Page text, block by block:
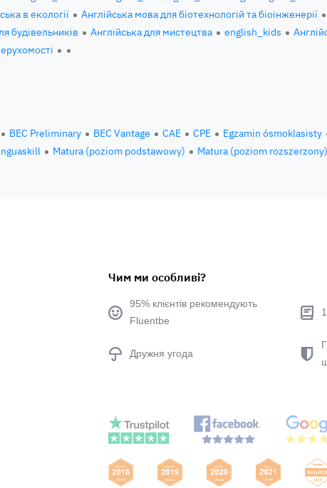
в екології
Англійська мова для біотехнологій та біоінженерії
будівельників Англійська для мистецтва english_kids
BEC Preliminary BEC Vantage CAE CPE Egzamin ósmoklasisty
Matura (poziom podstawowy) Matura (poziom rozszerzony)
Чим ми особливі?
95% клієнтів рекомендують
Fluentbe
Дружня угода